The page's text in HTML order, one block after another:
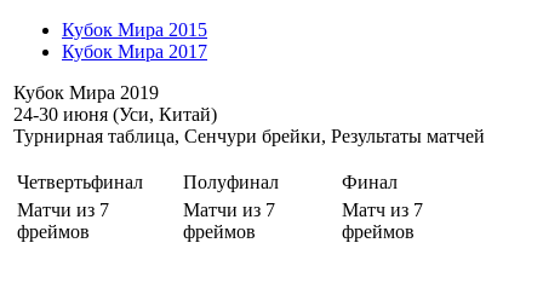
Кубок Мира 2015
Кубок Мира 2017
Кубок Мира 2019
24-30 июня (Уси, Китай)
Турнирная таблица, Сенчури брейки, Результаты матчей
Четвертьфинал Полуфинал
Финал
Матчи из 7
фреймов
Матчи из 7
фреймов
Матч из 7
фреймов